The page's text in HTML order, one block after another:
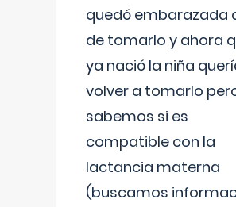
quedó embarazada
de tomarlo y ahora
ya nació la niña
volver a tomarlo
sabemos si es
compatible con la
lactancia materna
(buscamos